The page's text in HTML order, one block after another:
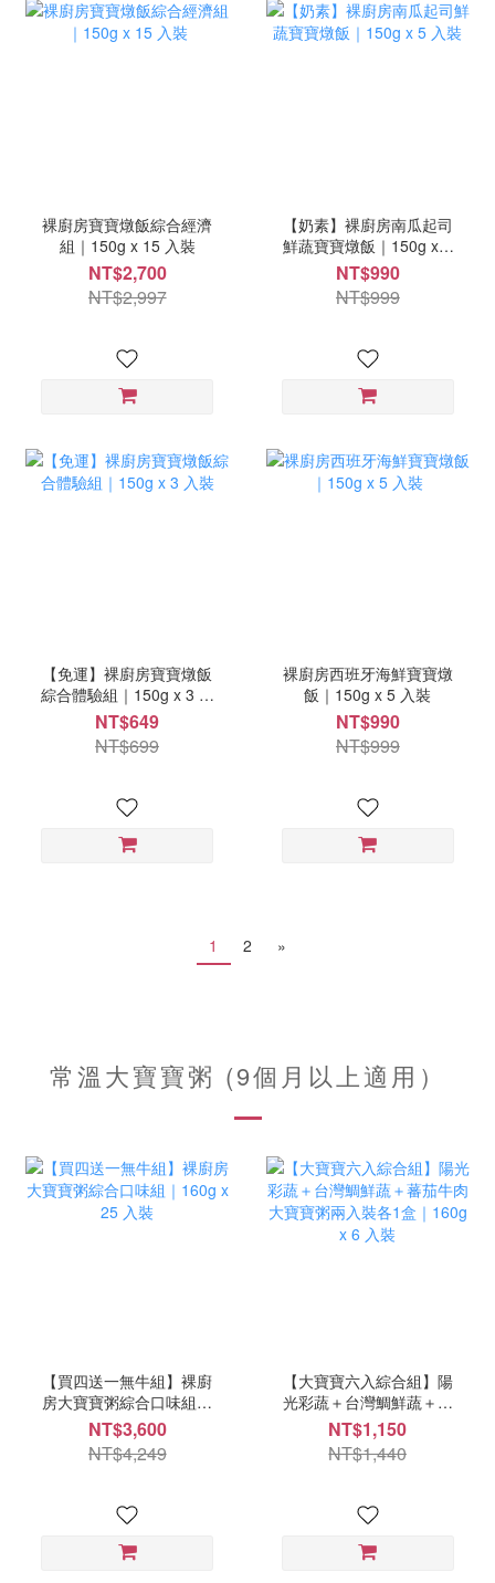
裸廚房寶寶燉飯綜合經濟
組｜150g x 15 入裝
NT$2,700
NT$2,997
【奶素】裸廚房南瓜起司
鮮蔬寶寶燉飯｜150g x 5
入裝
NT$990
NT$999
【免運】裸廚房寶寶燉飯
綜合體驗組｜150g x 3 入
裝
NT$649
NT$699
裸廚房西班牙海鮮寶寶燉
飯｜150g x 5 入裝
NT$990
NT$999
1 2 »
常溫大寶寶粥 (9個月以上適用）
【買四送一無牛組】裸廚
房大寶寶粥綜合口味組｜
160g x 25 入裝
NT$3,600
NT$4,249
【大寶寶六入綜合組】陽
光彩蔬＋台灣鯛鮮蔬＋蕃
茄牛肉大寶寶粥兩入裝各1
盒｜160g x 6 入裝
NT$1,150
NT$1,440